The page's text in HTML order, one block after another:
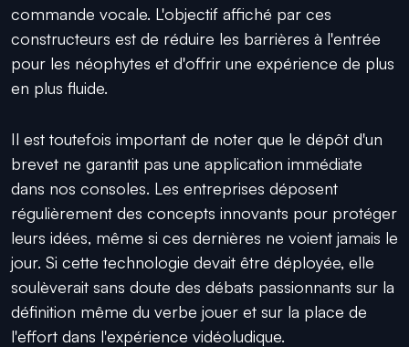
commande vocale. L'objectif affiché par ces
constructeurs est de réduire les barrières à l'entrée
pour les néophytes et d'offrir une expérience de plus
en plus fluide.
Il est toutefois important de noter que le dépôt d'un
brevet ne garantit pas une application immédiate
dans nos consoles. Les entreprises déposent
régulièrement des concepts innovants pour protéger
leurs idées, même si ces dernières ne voient jamais le
jour. Si cette technologie devait être déployée, elle
soulèverait sans doute des débats passionnants sur la
définition même du verbe jouer et sur la place de
l'effort dans l'expérience vidéoludique.